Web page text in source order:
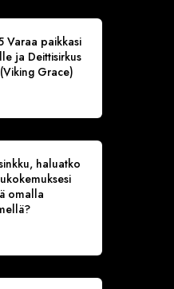
Varaa paikkasi
ja Deittisirkus
Grace)
haluatko
omalla